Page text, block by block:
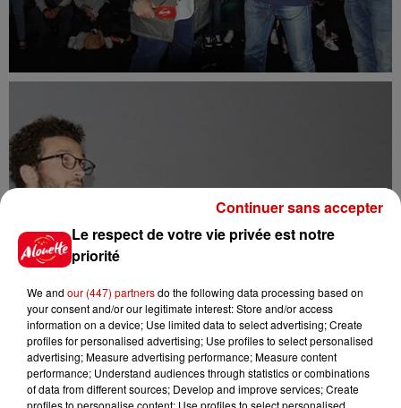
Le respect de votre vie privée est notre
priorité
We and our (447) partnersdo the following data processing based on
your consent and/or our legitimate interest: Store and/or access
information on a device; Use limited data to select advertising; Create
profiles for personalised advertising; Use profiles to select personalised
advertising; Measure advertising performance; Measure content
performance; Understand audiences through statistics or combinations
of data from different sources; Develop and improve services; Create
profiles to personalise content; Use profiles to select personalised
Continuer sans accepter